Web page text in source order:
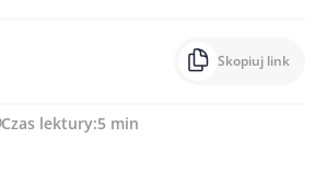
Skopiuj link
Czas lektury:5 min